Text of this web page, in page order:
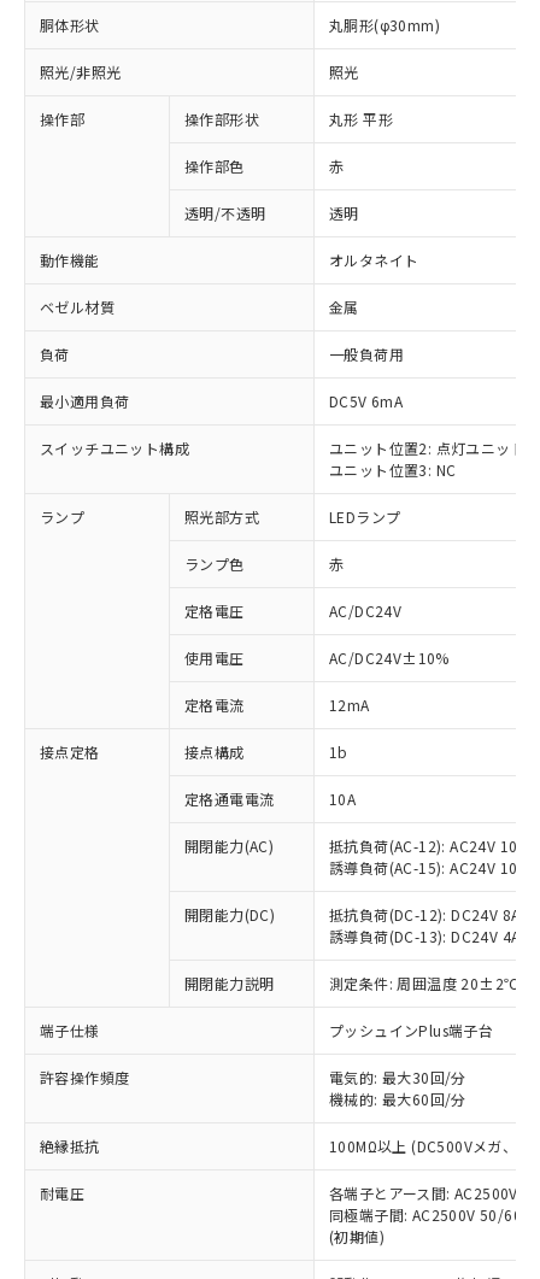
胴体形状 丸胴形(φ30mm)
照光/非照光 照光
操作部 操作部形状 丸形 平形
操作部色 赤
透明/不透明 透明
動作機能 オルタネイト
ベゼル材質 金属
負荷 一般負荷用
最小適用負荷 DC5V 6mA
スイッチユニット構成
ユニット位置2: 点灯ユニット
ユニット位置3: NC
ランプ 照光部方式 LEDランプ
ランプ色 赤
定格電圧 AC/DC24V
使用電圧 AC/DC24V±10%
定格電流 12mA
接点定格 接点構成 1b
定格通電電流 10A
開閉能力(AC)
抵抗負荷(AC-12): AC24V 10A/
誘導負荷(AC-15): AC24V
開閉能力(DC)
抵抗負荷(DC-12): DC24V 8A/
誘導負荷(DC-13): DC24V 4A/
開閉能力説明 測定条件: 周囲温度 20±2℃、
端子仕様 プッシュインPlus端子台
許容操作頻度
電気的: 最大30回/分
機械的: 最大60回/分
絶縁抵抗 100MΩ以上 (DC500Vメガ、点
耐電圧
各端子とアース間: AC2500V
同極端子間: AC2500V 50/
(初期値)
ご利用条件
以下の条件をお読みいただき、同意のうえ
ご利用ください。
本サービスは、当社制御機器事業取扱
商品の当社在庫状況および標準価格
(税抜)を提供させていただくもので
当社制御機器事業取扱商品の中には、
本サービスの対象外となる商品もある
ことをご了承ください。
在庫状況および標準価格照会結果は、
記載している更新日時点での社内デー
タに基づき作成されるものであり、閲
覧された時点での実際の在庫および標
準価格とは異なる場合があることをご
※1 対応状況
対応済み：EU RoHS指令（10物質）の
非含有に対応した製品が提供可能な商品で
対応予定：EU RoHS指令（10物質）の非含
有に対応した製品に切り替える予定のある
対応予定なし：EU RoHS指令（10物質）の
非含有に非対応の商品で、対応品を出す予
定はありません。
調査・確認中：EU RoHS指令（10物質）の
非含有の対応状況を調査中または確認中の
非該当品：ライセンス料など無形物で、有
害物質有無と関係のない商品です。
仕入先様の事情により、非含有部品として
いたものが、含有品と判明した場合などや
むを得ず変更することがあります。
鉛(Pb) 1000ppm以下、 水銀(Hg) 1000ppm以下、 カド
六価クロム(Cr(Ⅵ)) 1000ppm以下、ポリ臭化ビフェニル
類(PBB) 1000ppm以下、ポリ臭化ジフェニルエーテル類
(PBDE) 1000ppm以下、フタル酸ビス(2-エチルヘキシ
※1 中国RoHS○×表
「○」：最大均質材料含有率が中国RoHSの
基準値以下であることを示します。
「×」：最大均質材料含有率が中国RoHSの
基準値を超えていることを示します。
「－」：未確認です。当社販売部門へお問
い合わせください。
*中国RoHS10物質の基準値 (GB/T26572)：
Pb(鉛) :1000ppm、 Hg(水銀) : 1000ppm、 Cd(カドミウ
Cr(Ⅵ)(六価クロム) : 1000ppm、 PBBs(ポリ臭化ビフェ
当社は、これら貴社製品のうち、外国
為替および外国貿易法に定める商品
（以下｢規制貨物等」という）を輸出
国政府の輸出許可(または役務取引許
可)を取得するなどの必要な手続きを